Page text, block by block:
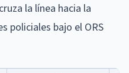
la línea hacia la
policiales bajo el ORS